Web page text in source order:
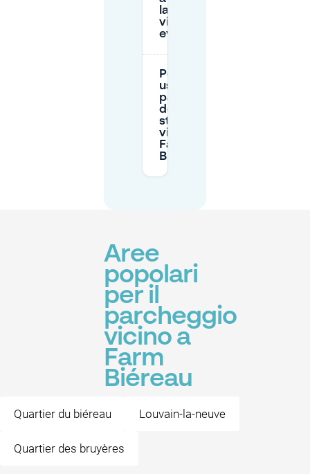
la-Neuve
vicino agli
eventi?
Posso
usare il
parcheggio
dell'UCL se
sto
visitando la
Farm
Biéreau?
Aree
popolari
per il
parcheggio
vicino a
Farm
Biéreau
Quartier du biéreau Louvain-la-neuve
Quartier des bruyères